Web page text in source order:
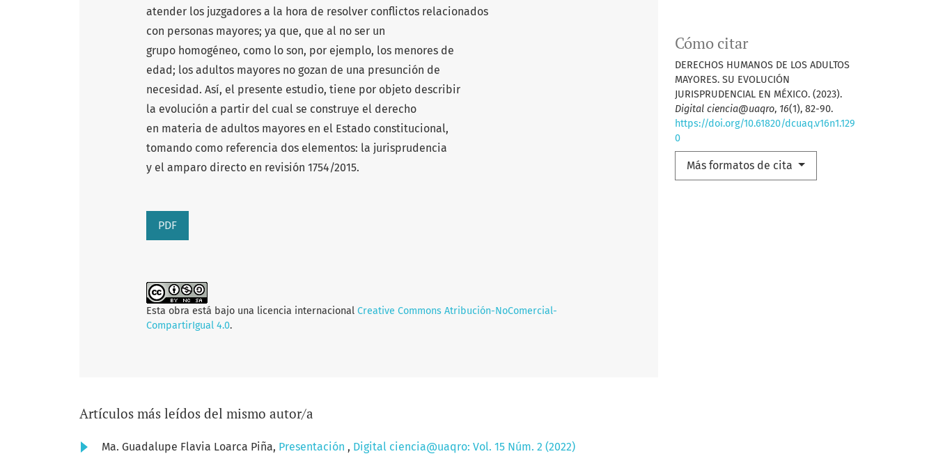
Cómo citar
DERECHOS HUMANOS DE LOS ADULTOS
MAYORES. SU EVOLUCIÓN
JURISPRUDENCIAL EN MÉXICO. (2023).
Digital ciencia@uaqro, 16(1), 82-90.
https://doi.org/10.61820/dcuaq.v16n1.129
0
Más formatos de cita
atender los juzgadores a la hora de resolver conflictos relacionados
con personas mayores; ya que, que al no ser un
grupo homogéneo, como lo son, por ejemplo, los menores de
edad; los adultos mayores no gozan de una presunción de
necesidad. Así, el presente estudio, tiene por objeto describir
la evolución a partir del cual se construye el derecho
en materia de adultos mayores en el Estado constitucional,
tomando como referencia dos elementos: la jurisprudencia
y el amparo directo en revisión 1754/2015.
PDF
Esta obra está bajo una licencia internacional Creative Commons Atribución-NoComercial-
CompartirIgual 4.0.
Artículos más leídos del mismo autor/a
Ma. Guadalupe Flavia Loarca Piña, Presentación , Digital ciencia@uaqro: Vol. 15 Núm. 2 (2022)